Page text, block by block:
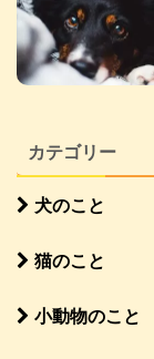
カテゴリー
犬のこと
猫のこと
小動物のこと